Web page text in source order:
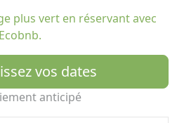
menu via formulaire
Un choix de produits
différent chaque jour :
miel et fruits locaux
vacances.
plus vert en réservant avec
Ecobnb.
vos dates
anticipé